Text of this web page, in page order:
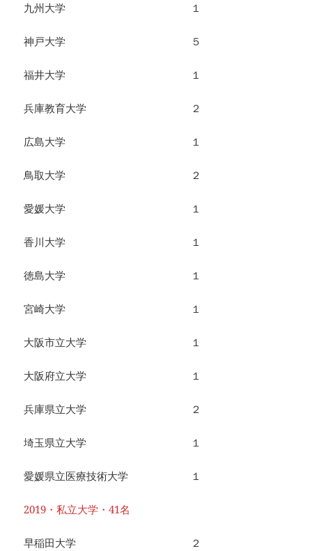
九州大学 １
神戸大学 ５
福井大学 １
兵庫教育大学 ２
広島大学 １
鳥取大学 ２
愛媛大学 １
香川大学 １
徳島大学 １
宮崎大学 １
大阪市立大学 １
大阪府立大学 １
兵庫県立大学 ２
埼玉県立大学 １
愛媛県立医療技術大学 １
2019・私立大学・41名
早稲田大学 ２